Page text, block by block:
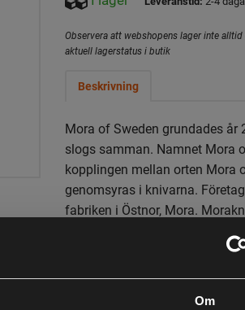
Om
Observera att webshopens lager inte
aktuell lagerstatus i butik
Beskrivning
Mora of Sweden grundades
slogs samman. Namnet Mora
kopplingen mellan orten Mora
genomsyras i knivarna.
fabriken i Östnor, Mora.
och ett välkänt varumärke
du lever ett aktivt liv i skog